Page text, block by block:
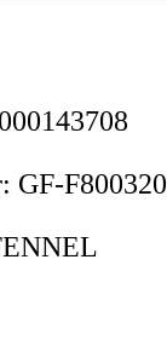
: GF-F800320